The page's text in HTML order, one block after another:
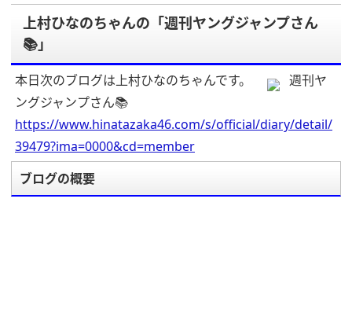
上村ひなのちゃんの「週刊ヤングジャンプさん
📚」
本日次のブログは上村ひなのちゃんです。
週刊ヤ
ングジャンプさん📚
https://www.hinatazaka46.com/s/official/diary/detail/
39479?ima=0000&cd=member
ブログの概要